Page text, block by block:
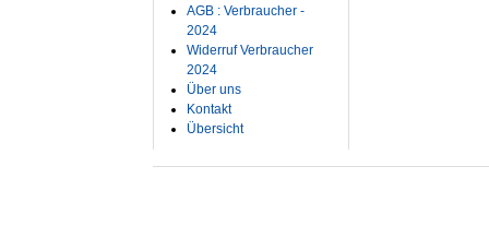
AGB : Verbraucher -
2024
Widerruf Verbraucher
2024
Über uns
Kontakt
Übersicht